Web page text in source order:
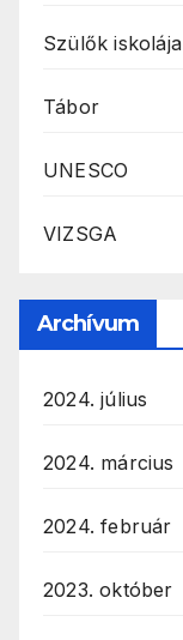
Szülők iskolája
Tábor
UNESCO
VIZSGA
Archívum
2024. július
2024. március
2024. február
2023. október